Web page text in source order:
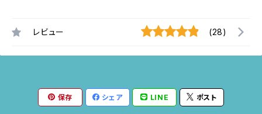
レビュー (28)
保存 シェア LINE ポスト